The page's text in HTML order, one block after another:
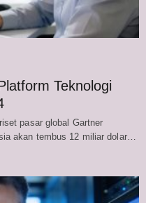
Teknologi
pasar global Gartner
akan tembus 12 miliar dolar…